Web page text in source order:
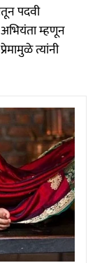
पदवी
म्हणून
त्यांनी